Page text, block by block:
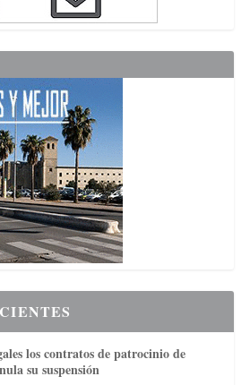
los contratos de patrocinio de
su suspensión